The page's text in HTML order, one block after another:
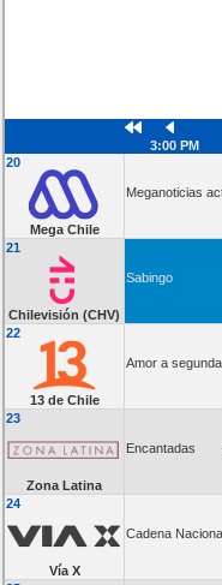
3:00 PM
20
Mega Chile
Meganoticias
21
Chilevisión (CHV)
Sabingo
22
13 de Chile
Amor a
23
Zona Latina
Encantadas
24
Vía X
Cadena